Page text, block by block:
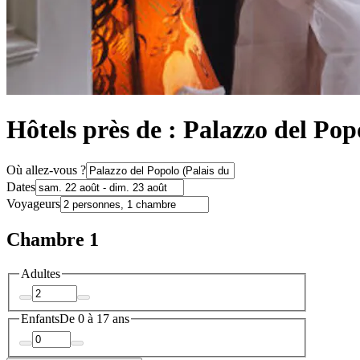
Hôtels près de : Palazzo del
Où allez-vous ?
Dates
Voyageurs
Chambre 1
Adultes
EnfantsDe 0 à 17 ans